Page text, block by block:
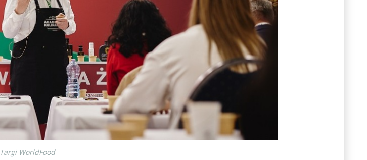
Targi WorldFood